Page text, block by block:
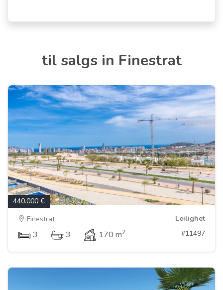
til salgs in Finestrat
440.000 €
Finestrat
Leilighet
3 3 170 m2 #11497